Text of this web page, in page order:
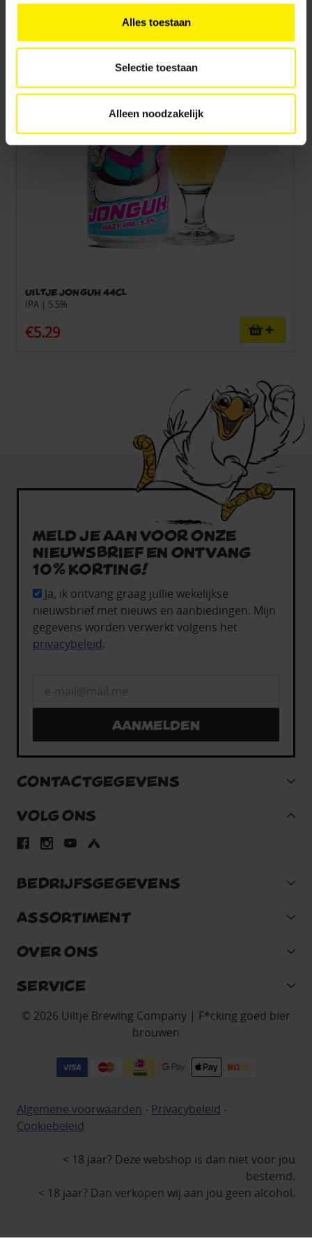
doelen. Je kunt je keuze achteraf altijd aanpassen of
intrekken via hetcookiebeleid(vindbaar onderaan de
Alles toestaan
Selectie toestaan
Alleen noodzakelijk
Uiltje Jonguh 44cl
IPA | 5.5%
€5.29
Meld je aan voor onze
nieuwsbrief en ontvang
10% korting!
Ja, ik ontvang graag jullie wekelijkse
nieuwsbrief met nieuws en aanbiedingen. Mijn
gegevens worden verwerkt volgens het
privacybeleid.
Aanmelden
CONTACTGEGEVENS
VOLG ONS
BEDRIJFSGEGEVENS
ASSORTIMENT
OVER ONS
SERVICE
© 2026 Uiltje Brewing Company | F*cking goed bier
brouwen
Algemene voorwaarden - Privacybeleid -
Cookiebeleid
< 18 jaar? Deze webshop is dan niet voor jou
bestemd.
< 18 jaar? Dan verkopen wij aan jou geen alcohol.